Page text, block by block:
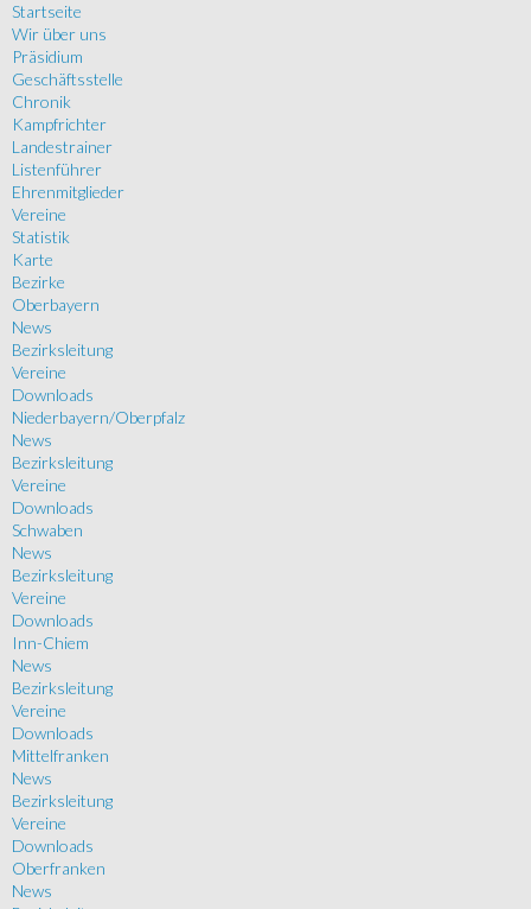
Startseite
Wir über uns
Präsidium
Geschäftsstelle
Chronik
Kampfrichter
Landestrainer
Listenführer
Ehrenmitglieder
Vereine
Statistik
Karte
Bezirke
Oberbayern
News
Bezirksleitung
Vereine
Downloads
Niederbayern/Oberpfalz
News
Bezirksleitung
Vereine
Downloads
Schwaben
News
Bezirksleitung
Vereine
Downloads
Inn-Chiem
News
Bezirksleitung
Vereine
Downloads
Mittelfranken
News
Bezirksleitung
Vereine
Downloads
Oberfranken
News